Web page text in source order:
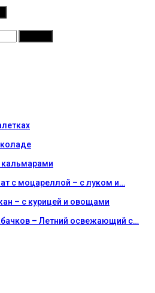
кальмарами
с моцареллой – с луком и…
– с курицей и овощами
– Летний освежающий с…